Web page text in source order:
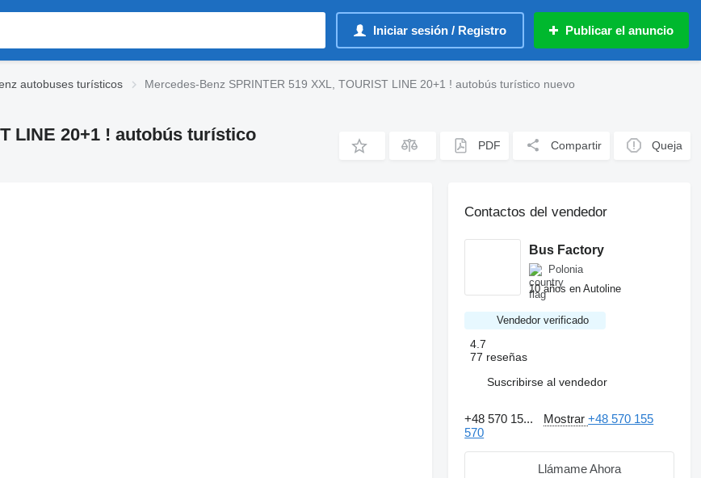
Iniciar sesión / Registro Publicar el anuncio
autobuses turísticos Mercedes-Benz SPRINTER 519 XXL, TOURIST LINE 20+1 ! autobús turístico nuevo
LINE 20+1 ! autobús turístico
PDF Compartir Queja
Contactos del vendedor
Bus Factory
Polonia
10 años en Autoline
Vendedor verificado
4.7
77 reseñas
Suscribirse al vendedor
+48 570 15... Mostrar+48 570 155
570
Llámame Ahora